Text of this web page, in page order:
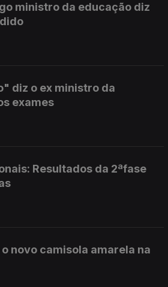
ministro da educação diz
diz o ex ministro da
exames
Resultados da 2ªfase
o novo camisola amarela na